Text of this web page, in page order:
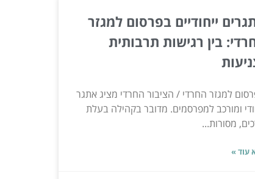
ייחודיים בפרסום למגזר
בין רגישות תרבותית
למגזר החרדי / הציבור החרדי מציג אתגר
ומורכב למפרסמים. מדובר בקהילה בעלת
מסורות...
עוד »